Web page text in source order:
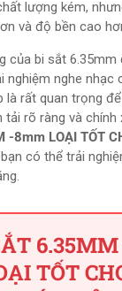
lượng kém,
và độ bền cao
của bi sắt
nghiệm nghe nhạc
là rất quan trọng
rõ ràng và chính
8mm LOẠI TỐT
có thể trải
TỐT